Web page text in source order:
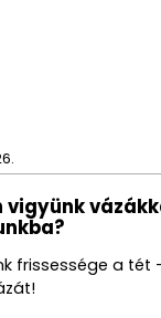
vigyünk
frissessége a tét